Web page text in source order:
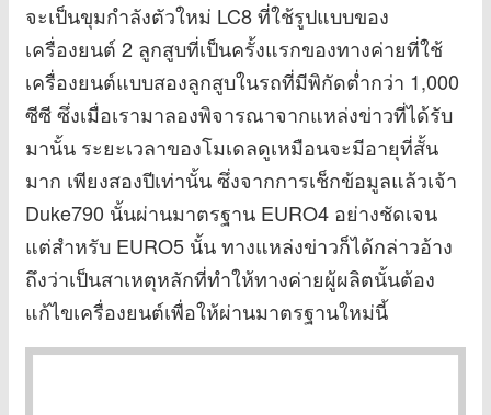
จะเป็นขุมกำลังตัวใหม่ LC8 ที่ใช้รูปแบบของ
เครื่องยนต์ 2 ลูกสูบที่เป็นครั้งแรกของทางค่ายที่ใช้
เครื่องยนต์แบบสองลูกสูบในรถที่มีพิกัดต่ำกว่า 1,000
ซีซี ซึ่งเมื่อเรามาลองพิจารณาจากแหล่งข่าวที่ได้รับ
มานั้น ระยะเวลาของโมเดลดูเหมือนจะมีอายุที่สั้น
มาก เพียงสองปีเท่านั้น ซึ่งจากการเช็กข้อมูลแล้วเจ้า
Duke790 นั้นผ่านมาตรฐาน EURO4 อย่างชัดเจน
แต่สำหรับ EURO5 นั้น ทางแหล่งข่าวก็ได้กล่าวอ้าง
ถึงว่าเป็นสาเหตุหลักที่ทำให้ทางค่ายผู้ผลิตนั้นต้อง
แก้ไขเครื่องยนต์เพื่อให้ผ่านมาตรฐานใหม่นี้